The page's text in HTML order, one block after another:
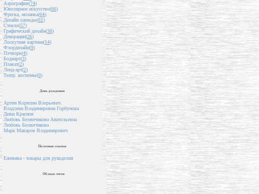
Аэрография(74)
Ювелирное искусство(66)
Фреска, мозаика(64)
Дизайн одежды(61)
Стекло(57)
Графический дизайн(38)
Декорации(26)
Лоскутная картина(14)
Флордизайн(9)
Пэчворк(4)
Бодиарт(3)
Плакат(2)
Ленд-арт(2)
Театр. костюмы(0)
День рождения
Артем Коряпин Влерьевич
Владлена Владимировна Горбунова
Дима Краснов
Любовь Белянчикова Анатольевна
Любовь Белянчикова
Марк Макаров Владимирович
Полезные ссылки
Ежевика - товары для рукоделия
Облако тегов